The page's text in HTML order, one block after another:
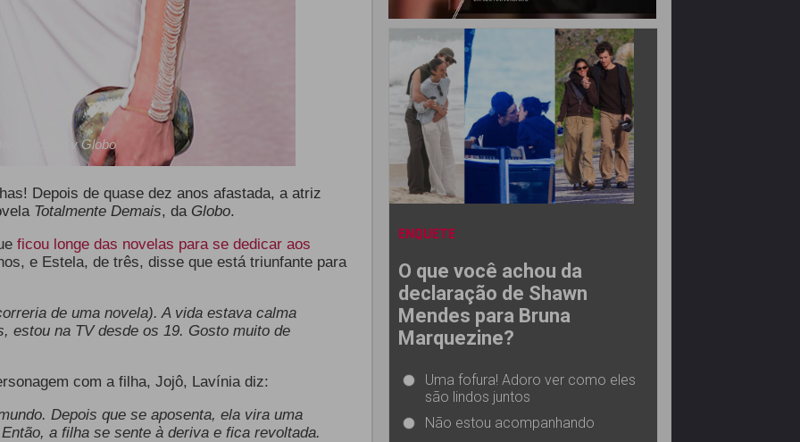
Tv Globo
Depois de quase dez anos afastada, a atriz
Totalmente Demais, da Globo.
ficou longe das novelas para se dedicar aos
e Estela, de três, disse que está triunfante para
de uma novela). A vida estava calma
estou na TV desde os 19. Gosto muito de
com a filha, Jojô, Lavínia diz:
Depois que se aposenta, ela vira uma
a filha se sente à deriva e fica revoltada.
ENQUETE
O que você achou da
declaração de Shawn
Mendes para Bruna
Marquezine?
Uma fofura! Adoro ver como eles
são lindos juntos
Não estou acompanhando